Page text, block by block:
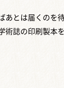
あとは届くのを
術誌の印刷製本